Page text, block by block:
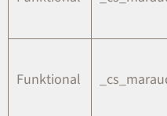
Funktional